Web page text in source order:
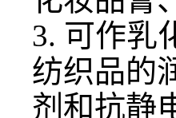
3. 可作乳
纺织品的
剂和抗静